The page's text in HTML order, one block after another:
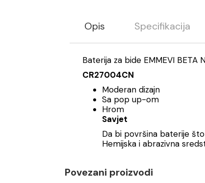
Opis Specifikacija
Baterija za bide EMMEVI BETA
CR27004CN
Moderan dizajn
Sa pop up-om
Hrom
Savjet
Da bi površina baterije
Hemijska i abrazivna
Povezani proizvodi